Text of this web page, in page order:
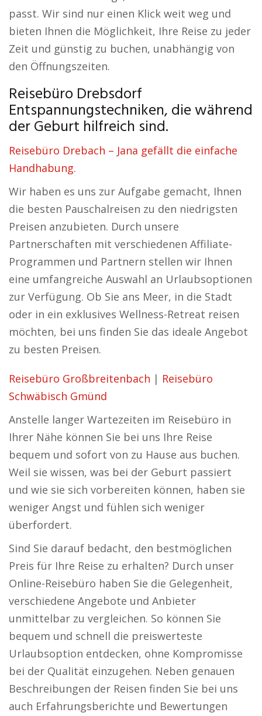
passt. Wir sind nur einen Klick weit weg und
bieten Ihnen die Möglichkeit, Ihre Reise zu jeder
Zeit und günstig zu buchen, unabhängig von
den Öffnungszeiten.
Reisebüro Drebsdorf
Entspannungstechniken, die während
der Geburt hilfreich sind.
Reisebüro Drebach – Jana gefällt die einfache
Handhabung.
Wir haben es uns zur Aufgabe gemacht, Ihnen
die besten Pauschalreisen zu den niedrigsten
Preisen anzubieten. Durch unsere
Partnerschaften mit verschiedenen Affiliate-
Programmen und Partnern stellen wir Ihnen
eine umfangreiche Auswahl an Urlaubsoptionen
zur Verfügung. Ob Sie ans Meer, in die Stadt
oder in ein exklusives Wellness-Retreat reisen
möchten, bei uns finden Sie das ideale Angebot
zu besten Preisen.
Reisebüro Großbreitenbach | Reisebüro
Schwäbisch Gmünd
Anstelle langer Wartezeiten im Reisebüro in
Ihrer Nähe können Sie bei uns Ihre Reise
bequem und sofort von zu Hause aus buchen.
Weil sie wissen, was bei der Geburt passiert
und wie sie sich vorbereiten können, haben sie
weniger Angst und fühlen sich weniger
überfordert.
Sind Sie darauf bedacht, den bestmöglichen
Preis für Ihre Reise zu erhalten? Durch unser
Online-Reisebüro haben Sie die Gelegenheit,
verschiedene Angebote und Anbieter
unmittelbar zu vergleichen. So können Sie
bequem und schnell die preiswerteste
Urlaubsoption entdecken, ohne Kompromisse
bei der Qualität einzugehen. Neben genauen
Beschreibungen der Reisen finden Sie bei uns
auch Erfahrungsberichte und Bewertungen